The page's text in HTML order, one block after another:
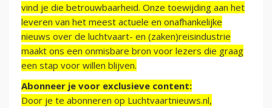
vind je die betrouwbaarheid. Onze toewijding aan het
leveren van het meest actuele en onafhankelijke
nieuws over de luchtvaart- en (zaken)reisindustrie
maakt ons een onmisbare bron voor lezers die graag
een stap voor willen blijven.
Abonneer je voor exclusieve content:
Door je te abonneren op Luchtvaartnieuws.nl,